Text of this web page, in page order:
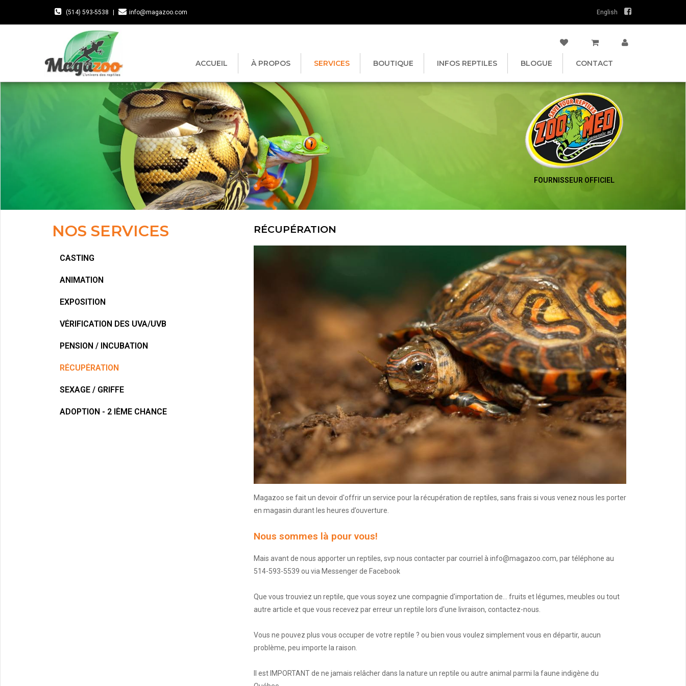
(514) 593-5538 info@magazoo.com English
ACCUEIL À PROPOS SERVICES BOUTIQUE INFOS REPTILES BLOGUE CONTACT
FOURNISSEUR OFFICIEL
NOS SERVICES
CASTING
ANIMATION
EXPOSITION
VÉRIFICATION DES UVA/UVB
PENSION / INCUBATION
RÉCUPÉRATION
SEXAGE / GRIFFE
ADOPTION - 2 IÈME CHANCE
RÉCUPÉRATION
Magazoo se fait un devoir d'offrir un service pour la récupération de reptiles, sans frais si vous venez nous les porter
en magasin durant les heures d’ouverture.
Nous sommes là pour vous!
Mais avant de nous apporter un reptiles, svp nous contacter par courriel àinfo@magazoo.com, par téléphone au
514-593-5539 ou via Messenger de Facebook
Que vous trouviez un reptile, que vous soyez une compagnie d'importation de... fruits et légumes, meubles ou tout
autre article et que vous recevez par erreur un reptile lors d'une livraison, contactez-nous.
Vous ne pouvez plus vous occuper de votre reptile ? ou bien vous voulez simplement vous en départir, aucun
problème, peu importe la raison.
Il est IMPORTANT de ne jamais relâcher dans la nature un reptile ou autre animal parmi la faune indigène du